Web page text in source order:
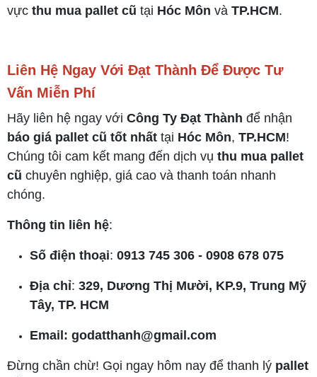
vực thu mua pallet cũ tại Hóc Môn và TP.HCM.
Liên Hệ Ngay Với Đạt Thành Để Được Tư
Vấn Miễn Phí
Hãy liên hệ ngay với Công Ty Đạt Thành để nhận
báo giá pallet cũ tốt nhất tại Hóc Môn, TP.HCM!
Chúng tôi cam kết mang đến dịch vụ thu mua pallet
cũ chuyên nghiệp, giá cao và thanh toán nhanh
chóng.
Thông tin liên hệ:
Số điện thoại: 0913 745 306 - 0908 678 075
Địa chỉ: 329, Dương Thị Mười, KP.9, Trung Mỹ
Tây, TP. HCM
Email: godatthanh@gmail.com
Đừng chần chừ! Gọi ngay hôm nay để thanh lý pallet